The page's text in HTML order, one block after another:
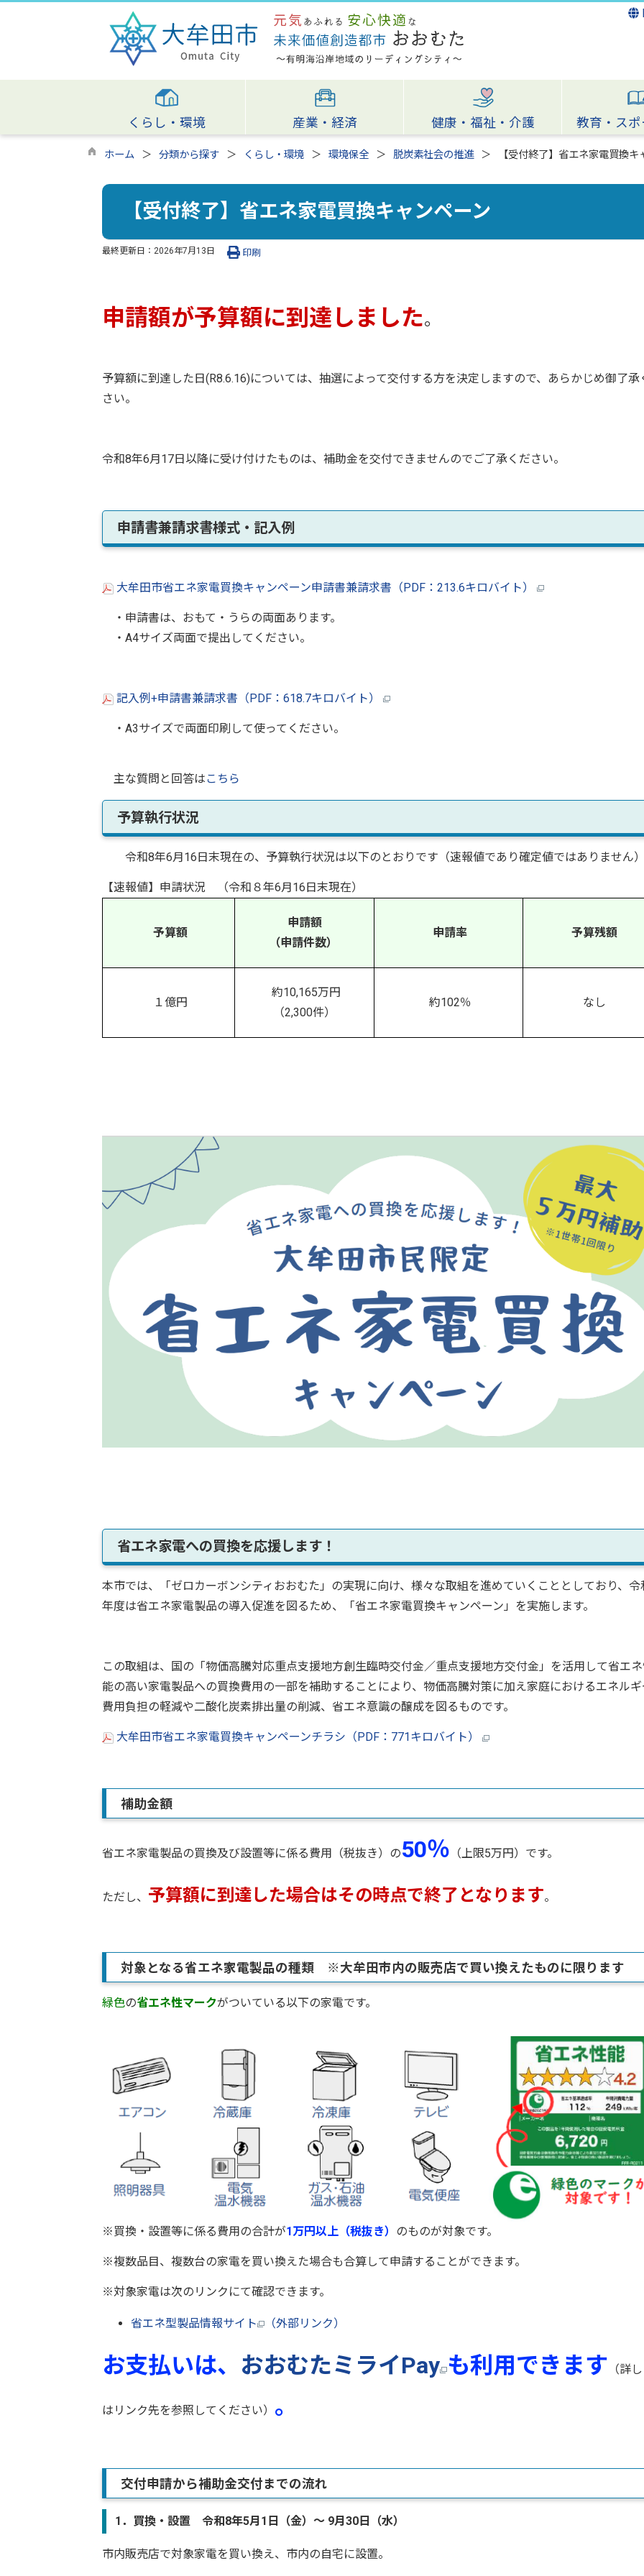
くらし・環境 産業・経済 健康・福祉・介護 教育・ス
ホーム 分類から探す くらし・環境 環境保全 脱炭素社会の推進 【受付終了】省エネ家電買換キ
【受付終了】省エネ家電買換キャンペーン
最終更新日： 2026年7月13日 印刷
申請額が予算額に到達しました。
予算額に到達した日(R8.6.16)については、抽選によって交付する方を決定しますので、あらかじめ御了承
さい。
令和8年6月17日以降に受け付けたものは、補助金を交付できませんのでご了承ください。
申請書兼請求書様式・記入例
大牟田市省エネ家電買換キャンペーン申請書兼請求書（PDF：213.6キロバイト）
・申請書は、おもて・うらの両面あります。
・A4サイズ両面で提出してください。
記入例+申請書兼請求書（PDF：618.7キロバイト）
・A3サイズで両面印刷して使ってください。
主な質問と回答はこちら
予算執行状況
令和8年6月16日末現在の、予算執行状況は以下のとおりです（速報値であり確定値ではありません
【速報値】申請状況 （令和８年6月16日末現在）
予算額
申請額
（申請件数）
申請率 予算残額
１億円
約10,165万円
（2,300件）
約102％ なし
省エネ家電への買換を応援します！
本市では、「ゼロカーボンシティおおむた」の実現に向け、様々な取組を進めていくこととしており、令
年度は省エネ家電製品の導入促進を図るため、「省エネ家電買換キャンペーン」を実施します。
この取組は、国の「物価高騰対応重点支援地方創生臨時交付金／重点支援地方交付金」を活用して省エ
能の高い家電製品への買換費用の一部を補助することにより、物価高騰対策に加え家庭におけるエネル
費用負担の軽減や二酸化炭素排出量の削減、省エネ意識の醸成を図るものです。
大牟田市省エネ家電買換キャンペーンチラシ（PDF：771キロバイト）
補助金額
省エネ家電製品の買換及び設置等に係る費用（税抜き）の50％ （上限5万円）です。
ただし、 予算額に到達した場合はその時点で終了となります。
対象となる省エネ家電製品の種類 ※大牟田市内の販売店で買い換えたものに限ります
緑色の省エネ性マークがついている以下の家電です。
※買換・設置等に係る費用の合計が1万円以上（税抜き） のものが対象です。
※複数品目、複数台の家電を買い換えた場合も合算して申請することができます。
※対象家電は次のリンクにて確認できます。
省エネ型製品情報サイト （外部リンク）
お支払いは、 おおむたミライPay も利用できます （詳
はリンク先を参照してください） 。
交付申請から補助金交付までの流れ
1． 買換・設置 令和8年5月1日（金）～ 9月30日（水）
市内販売店で対象家電を買い換え、市内の自宅に設置。